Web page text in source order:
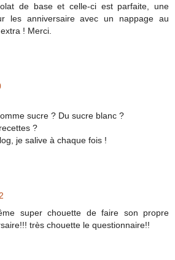
de base et celle-ci est parfaite, une
les anniversaire avec un nappage au
! Merci.
sucre ? Du sucre blanc ?
?
je salive à chaque fois !
super chouette de faire son propre
très chouette le questionnaire!!